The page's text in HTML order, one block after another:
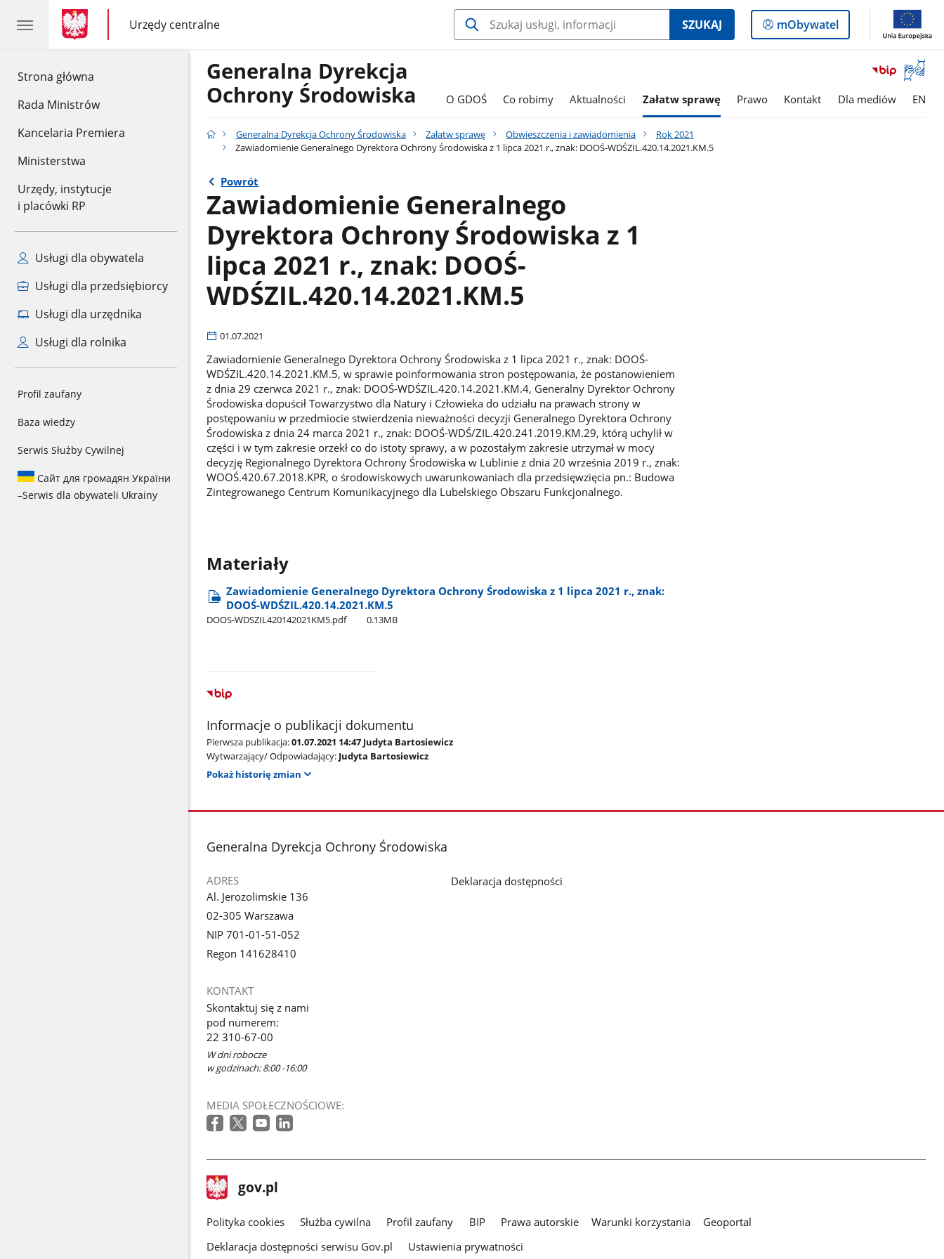
Strona główna
Rada Ministrów
Kancelaria Premiera
Ministerstwa
Urzędy, instytucje
i placówki RP
Usługi dla obywatela
Usługi dla przedsiębiorcy
Usługi dla urzędnika
Usługi dla rolnika
Profil zaufany
Baza wiedzy
Serwis Służby Cywilnej
Сайт для громадян України
–Serwis dla obywateli Ukrainy
gov.pl
gov.pl
Urzędy centralne
gov.pl
Urzędy
centralne
SZUKAJ
Logowanie
do
mObywatel
Otwórz
okno
Generalna Dyrekcja
Ochrony Środowiska
O GDOŚ Co robimy Aktualności Załatw sprawę Prawo Kontakt Dla mediów EN
Generalna Dyrekcja Ochrony Środowiska Załatw sprawę Obwieszczenia i zawiadomienia
Rok 2021
Zawiadomienie Generalnego Dyrektora Ochrony Środowiska z 1 lipca 2021 r., znak: DOOŚ-WDŚZIL.420.14.2021.KM.5
Powrót
Zawiadomienie Generalnego
Dyrektora Ochrony Środowiska z 1
lipca 2021 r., znak: DOOŚ-
WDŚZIL.420.14.2021.KM.5
01.07.2021
Zawiadomienie Generalnego Dyrektora Ochrony Środowiska z 1 lipca 2021 r., znak: DOOŚ-
WDŚZIL.420.14.2021.KM.5, w sprawie poinformowania stron postępowania, że postanowieniem
z dnia 29 czerwca 2021 r., znak: DOOŚ-WDŚZIL.420.14.2021.KM.4, Generalny Dyrektor Ochrony
Środowiska dopuścił Towarzystwo dla Natury i Człowieka do udziału na prawach strony w
postępowaniu w przedmiocie stwierdzenia nieważności decyzji Generalnego Dyrektora Ochrony
Środowiska z dnia 24 marca 2021 r., znak: DOOŚ-WDŚ/ZIL.420.241.2019.KM.29, którą uchylił w
części i w tym zakresie orzekł co do istoty sprawy, a w pozostałym zakresie utrzymał w mocy
decyzję Regionalnego Dyrektora Ochrony Środowiska w Lublinie z dnia 20 września 2019 r., znak:
WOOŚ.420.67.2018.KPR, o środowiskowych uwarunkowaniach dla przedsięwzięcia pn.: Budowa
Zintegrowanego Centrum Komunikacyjnego dla Lubelskiego Obszaru Funkcjonalnego.
Materiały
Zawiadomienie Generalnego Dyrektora Ochrony Środowiska z 1 lipca 2021 r., znak:
DOOŚ-WDŚZIL.420.14.2021.KM.5
DOOS-WDSZIL420142021KM5.pdf 0.13MB
Informacje o publikacji dokumentu
Pierwsza publikacja:01.07.2021 14:47 Judyta Bartosiewicz
Wytwarzający/ Odpowiadający: Judyta Bartosiewicz
Pokaż historię zmian
stopka
Generalna Dyrekcja Ochrony Środowiska
ADRES
Al. Jerozolimskie 136
02-305 Warszawa
NIP 701-01-51-052
Regon 141628410
KONTAKT
Skontaktuj się z nami
pod numerem:
22 310-67-00
W dni robocze
w godzinach: 8:00 -16:00
MEDIA SPOŁECZNOŚCIOWE:
Deklaracja dostępności
stopka
gov.pl Strona
gov.pl
gov.pl
Polityka cookies Służba cywilna Profil zaufany BIP Prawa autorskie Warunki korzystania
Geoportal
Deklaracja dostępności serwisu Gov.pl
Ustawienia prywatności